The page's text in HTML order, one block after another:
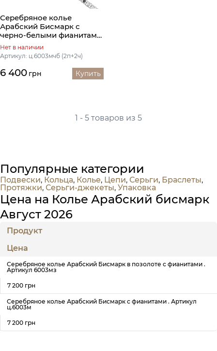
Серебряное колье
Арабский Бисмарк с
черно-белыми фианитами
(2п+2ч)
Нет в наличии
Артикул: ц.6003мчб (2п+2ч)
6 400 грн Купить
1 - 5 товаров из 5
Популярные категории
Подвески, Кольца, Колье, Цепи, Серьги, Браслеты,
Протяжки, Серьги-джекеты, Упаковка
Цена на Колье Арабский бисмарк
Август 2026
Продукт
Цена
Серебряное колье Арабский Бисмарк в позолоте с фианитами .
Артикул 6003мз
7 200 грн
Серебряное колье Арабский Бисмарк с фианитами . Артикул
ц.6003м
7 200 грн